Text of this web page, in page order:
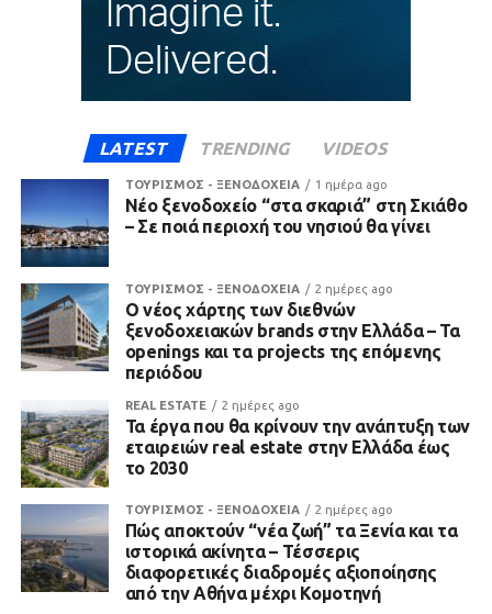
LATEST TRENDING VIDEOS
ΤΟΥΡΙΣΜΟΣ - ΞΕΝΟΔΟΧΕΙΑ 1 ημέρα ago
Νέο ξενοδοχείο “στα σκαριά” στη Σκιάθο
– Σε ποιά περιοχή του νησιού θα γίνει
ΤΟΥΡΙΣΜΟΣ - ΞΕΝΟΔΟΧΕΙΑ 2 ημέρες ago
Ο νέος χάρτης των διεθνών
ξενοδοχειακών brands στην Ελλάδα – Τα
openings και τα projects της επόμενης
περιόδου
REAL ESTATE 2 ημέρες ago
Τα έργα που θα κρίνουν την ανάπτυξη των
εταιρειών real estate στην Ελλάδα έως
το 2030
ΤΟΥΡΙΣΜΟΣ - ΞΕΝΟΔΟΧΕΙΑ 2 ημέρες ago
Πώς αποκτούν “νέα ζωή” τα Ξενία και τα
ιστορικά ακίνητα – Τέσσερις
διαφορετικές διαδρομές αξιοποίησης
από την Αθήνα μέχρι Κομοτηνή